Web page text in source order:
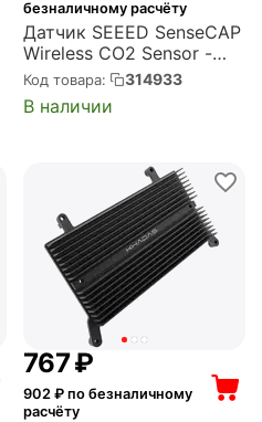
безналичному расчёту
Датчик SEEED SenseCAP
Wireless CO2 Sensor -
LoRaWAN EU868MHz
(114991728)
Код товара: 314933
В наличии
‍767‍₽
902 ₽ по безналичному
расчёту